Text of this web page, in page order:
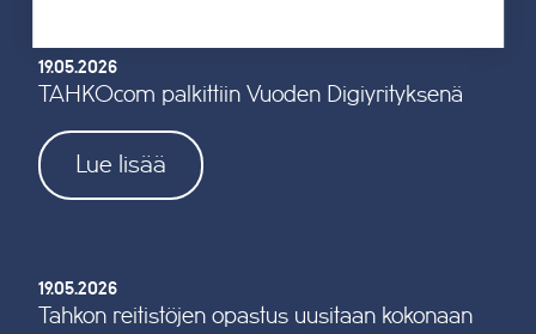
19.05.2026
TAHKOcom palkittiin Vuoden Digiyrityksenä
Lue lisää
19.05.2026
Tahkon reitistöjen opastus uusitaan kokonaan